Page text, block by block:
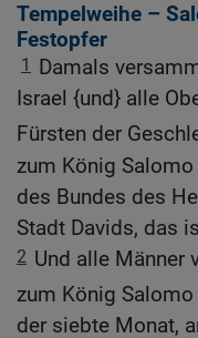
Tempelweihe –
Festopfer
1
Damals
Israel {und} alle
Fürsten der
zum König
des Bundes des
Stadt Davids, das
2 Und alle Männer
zum König
der siebte Monat,